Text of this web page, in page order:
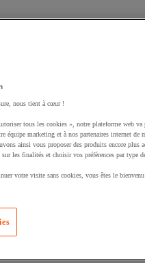
à votre panier :
nous tient à cœur !
tous les cookies », notre plateforme web va
équipe marketing et à nos partenaires internet de
ainsi vous proposer des produits encore
les finalités et choisir vos préférences par type
votre visite sans cookies, vous êtes le